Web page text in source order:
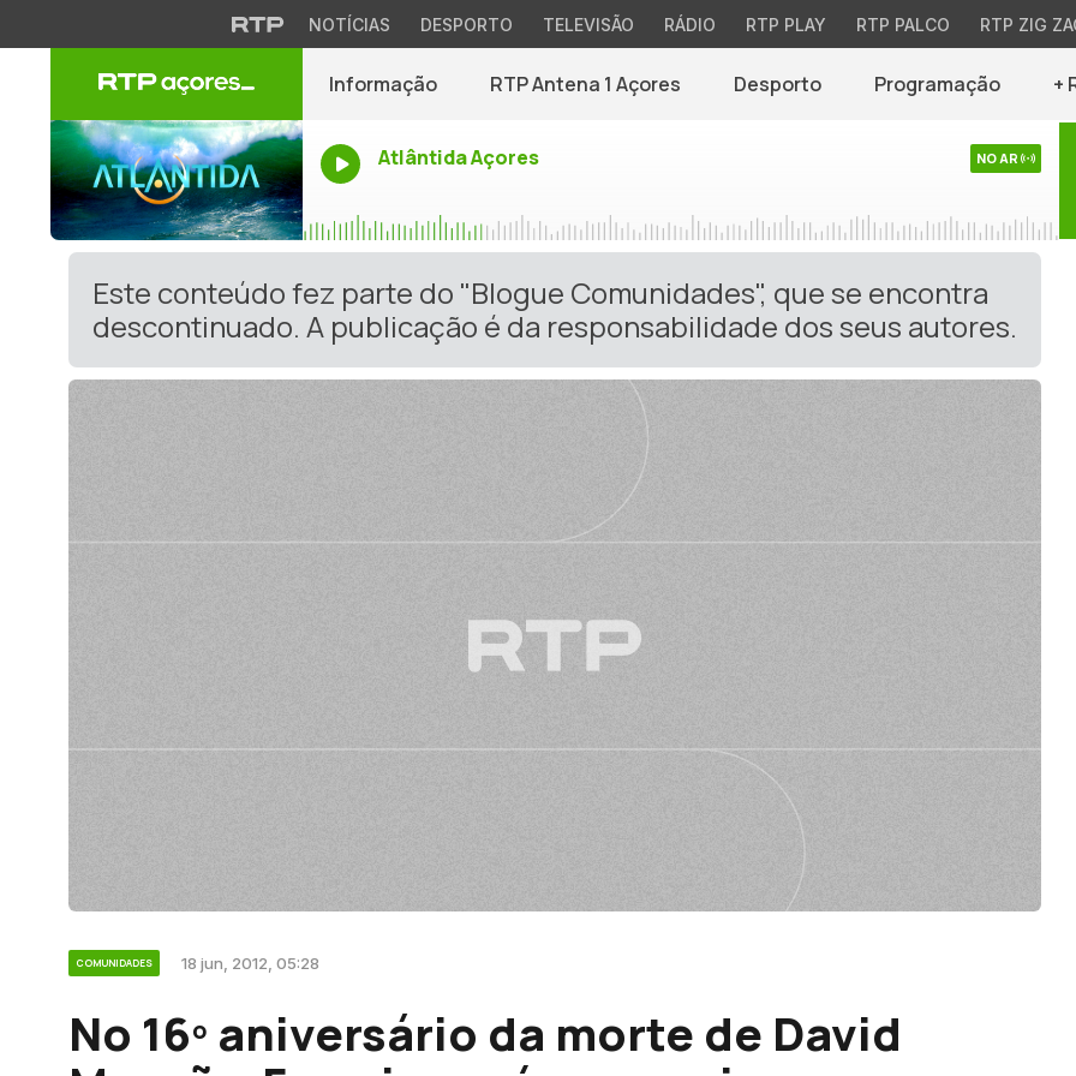
NOTÍCIAS DESPORTO TELEVISÃO RÁDIO RTP PLAY RTP PALCO RTP ZIG
Informação RTP Antena 1 Açores Desporto Programação +
Atlântida Açores NO AR
Este conteúdo fez parte do "Blogue Comunidades", que se encontra
descontinuado. A publicação é da responsabilidade dos seus autores.
COMUNIDADES 18 jun, 2012, 05:28
No 16º aniversário da morte de David